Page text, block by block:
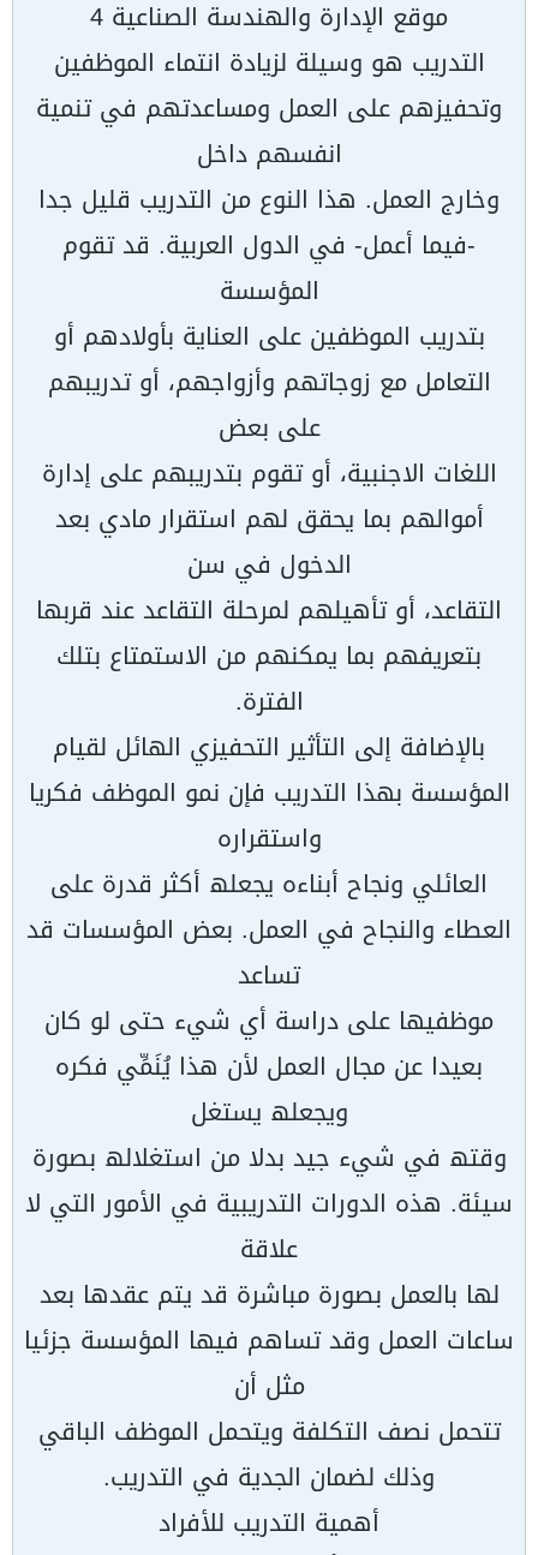
موقع الإدارة والھندسة الصناعیة 4
التدریب ھو وسیلة لزیادة انتماء الموظفین
وتحفیزھم على العمل ومساعدتھم في تنمیة
انفسھم داخل
وخارج العمل. ھذا النوع من التدریب قلیل جدا
-فیما أعمل- في الدول العربیة. قد تقوم
المؤسسة
بتدریب الموظفین على العنایة بأولادھم أو
التعامل مع زوجاتھم وأزواجھم، أو تدریبھم
على بعض
اللغات الاجنبیة، أو تقوم بتدریبھم على إدارة
أموالھم بما یحقق لھم استقرار مادي بعد
الدخول في سن
التقاعد، أو تأھیلھم لمرحلة التقاعد عند قربھا
بتعریفھم بما یمكنھم من الاستمتاع بتلك
الفترة.
بالإضافة إلى التأثیر التحفیزي الھائل لقیام
المؤسسة بھذا التدریب فإن نمو الموظف فكریا
واستقراره
العائلي ونجاح أبناءه یجعلھ أكثر قدرة على
العطاء والنجاح في العمل. بعض المؤسسات قد
تساعد
موظفیھا على دراسة أي شيء حتى لو كان
بعیدا عن مجال العمل لأن ھذا یُنَمِّي فكره
ویجعلھ یستغل
وقتھ في شيء جید بدلا من استغلالھ بصورة
سیئة. ھذه الدورات التدریبیة في الأمور التي لا
علاقة
لھا بالعمل بصورة مباشرة قد یتم عقدھا بعد
ساعات العمل وقد تساھم فیھا المؤسسة جزئیا
مثل أن
تتحمل نصف التكلفة ویتحمل الموظف الباقي
وذلك لضمان الجدیة في التدریب.
أھمیة التدریب للأفراد